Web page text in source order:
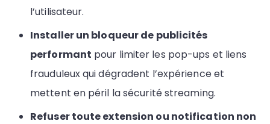
l’utilisateur.
Installer un bloqueur de publicités
performant pour limiter les pop-ups et liens
frauduleux qui dégradent l’expérience et
mettent en péril la sécurité streaming.
Refuser toute extension ou notification non